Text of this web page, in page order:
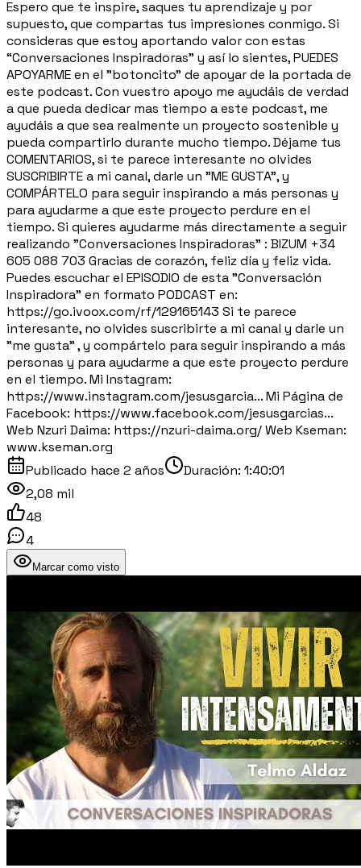
Espero que te inspire, saques tu aprendizaje y por
supuesto, que compartas tus impresiones conmigo. Si
consideras que estoy aportando valor con estas
“Conversaciones Inspiradoras” y así lo sientes, PUEDES
APOYARME en el "botoncito" de apoyar de la portada de
este podcast. Con vuestro apoyo me ayudáis de verdad
a que pueda dedicar mas tiempo a este podcast, me
ayudáis a que sea realmente un proyecto sostenible y
pueda compartirlo durante mucho tiempo. Déjame tus
COMENTARIOS, si te parece interesante no olvides
SUSCRIBIRTE a mi canal, darle un "ME GUSTA", y
COMPÁRTELO para seguir inspirando a más personas y
para ayudarme a que este proyecto perdure en el
tiempo. Si quieres ayudarme más directamente a seguir
realizando "Conversaciones Inspiradoras" : BIZUM +34
605 088 703 Gracias de corazón, feliz día y feliz vida.
Puedes escuchar el EPISODIO de esta "Conversación
Inspiradora" en formato PODCAST en:
https://go.ivoox.com/rf/129165143 Si te parece
interesante, no olvides suscribirte a mi canal y darle un
"me gusta" , y compártelo para seguir inspirando a más
personas y para ayudarme a que este proyecto perdure
en el tiempo. Mi Instagram:
https://www.instagram.com/jesusgarcia... Mi Página de
Facebook: https://www.facebook.com/jesusgarcias...
Web Nzuri Daima: https://nzuri-daima.org/ Web Kseman:
www.kseman.org
Publicado hace 2 años Duración: 1:40:01
2,08 mil
48
4
Marcar como visto